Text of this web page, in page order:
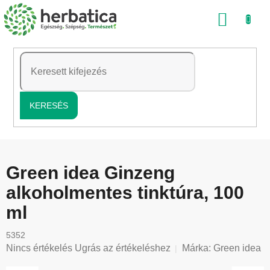
Ugrás
a
tartalomhoz
KERESÉS
Green idea Ginzeng
alkoholmentes tinktúra, 100
ml
5352
A
Nincs értékelés Ugrás az értékeléshez Márka: Green idea